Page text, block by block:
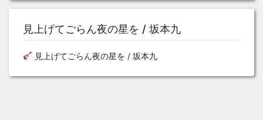
見上げてごらん夜の星を / 坂本九
見上げてごらん夜の星を / 坂本九